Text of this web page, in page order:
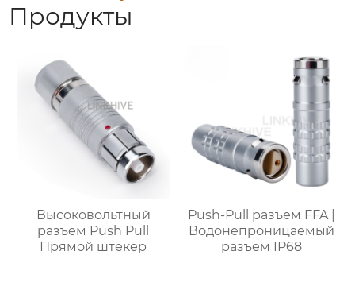
Продукты
Высоковольтный
разъем Push Pull
Прямой штекер
Push-Pull разъем FFA |
Водонепроницаемый
разъем IP68